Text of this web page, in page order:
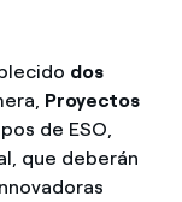
dos
Proyectos
de ESO,
que deberán